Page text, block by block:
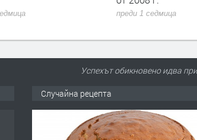
преди 1 седмица
Успехът обикновено идва
Случайна рецепта